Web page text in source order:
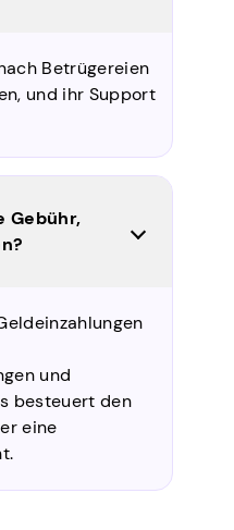
Betrügereien
und ihr Support
Gebühr,
und
besteuert den
eine